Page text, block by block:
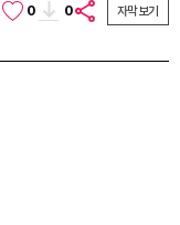
0 0 자막보기